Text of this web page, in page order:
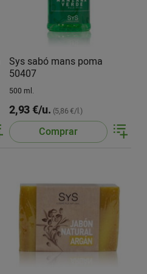
Sys sabó mans poma
50407
500 ml.
2,93 €/u. (5,86 €/l.)
Comprar